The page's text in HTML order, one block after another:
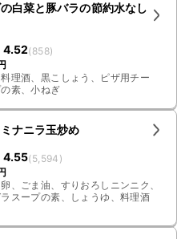
白菜と豚バラの節約水なし
4.52(858)
理酒、黒こしょう、ピザ用チー
素、小ねぎ
ナニラ玉炒め
4.55(5,594 )
、ごま油、すりおろしニンニク、
スープの素、しょうゆ、料理酒